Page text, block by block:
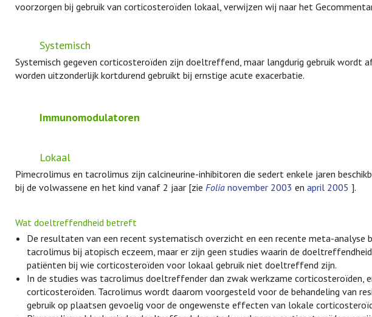
voorzorgen bij gebruik van corticosteroïden lokaal, verwijzen wij naar het
Systemisch
Systemisch gegeven corticosteroïden zijn doeltreffend, maar langdurig gebruik wordt
worden uitzonderlijk kortdurend gebruikt bij ernstige acute exacerbatie.
Immunomodulatoren
Lokaal
Pimecrolimus en tacrolimus zijn calcineurine-inhibitoren die sedert enkele jaren
bij de volwassene en het kind vanaf 2 jaar [zie Folia november 2003 en april 2005 ].
Wat doeltreffendheid betreft
De resultaten van een recent systematisch overzicht en een recente meta-
tacrolimus bij atopisch eczeem, maar er zijn geen studies waarin de
patiënten bij wie corticosteroïden voor lokaal gebruik niet doeltreffend zijn.
In de studies was tacrolimus doeltreffender dan zwak werkzame corticosteroïden,
corticosteroïden. Tacrolimus wordt daarom voorgesteld voor de behandeling van
gebruik op plaatsen gevoelig voor de ongewenste effecten van lokale